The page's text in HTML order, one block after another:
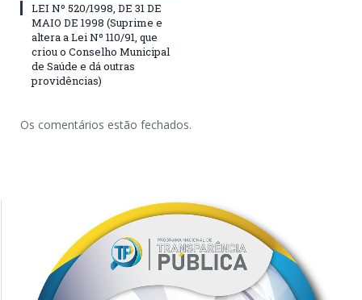
LEI Nº 520/1998, DE 31 DE
MAIO DE 1998 (Suprime e
altera a Lei Nº 110/91, que
criou o Conselho Municipal
de Saúde e dá outras
providências)
Os comentários estão fechados.